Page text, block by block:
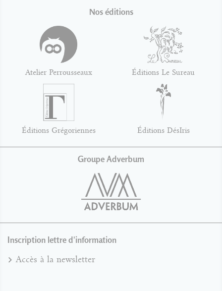
Nos éditions
Atelier Perrousseaux Éditions Le Sureau
Éditions Grégoriennes Éditions DésIris
Groupe Adverbum
Inscription lettre d'information
Accès à la newsletter